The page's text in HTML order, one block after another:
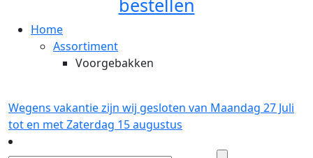
bestellen
Home
Assortiment
Voorgebakken
Wegens vakantie zijn wij gesloten van Maandag 27 Juli
tot en met Zaterdag 15 augustus